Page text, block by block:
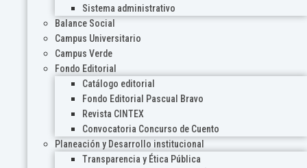
Sistema administrativo
Balance Social
Campus Universitario
Campus Verde
Fondo Editorial
Catálogo editorial
Fondo Editorial Pascual Bravo
Revista CINTEX
Convocatoria Concurso de Cuento
Planeación y Desarrollo institucional
Transparencia y Ética Pública